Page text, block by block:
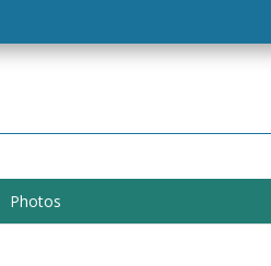
Photos